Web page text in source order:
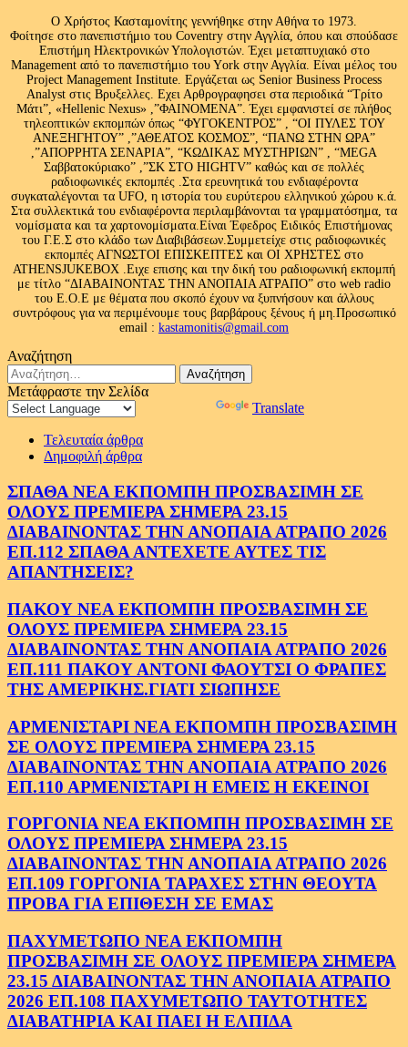
Ο Χρήστος Κασταμονίτης γεννήθηκε στην Αθήνα το 1973.
Φοίτησε στο πανεπιστήμιο του Coventry στην Αγγλία, όπου και σπούδασε
Επιστήμη Ηλεκτρονικών Υπολογιστών. Έχει μεταπτυχιακό στο
Management από το πανεπιστήμιο του Υork στην Αγγλία. Είναι μέλος του
Project Management Institute. Εργάζεται ως Senior Business Process
Analyst στις Βρυξελλες. Εχει Αρθρογραφησει στα περιοδικά “Τρίτο
Μάτι”, «Hellenic Nexus» ,”ΦΑΙΝΟΜΕΝΑ”. Έχει εμφανιστεί σε πλήθος
τηλεοπτικών εκπομπών όπως “ΦΥΓΟΚΕΝΤΡΟΣ” , “ΟΙ ΠΥΛΕΣ ΤΟΥ
ΑΝΕΞΗΓΗΤΟΥ” ,”ΑΘΕΑΤΟΣ ΚΟΣΜΟΣ”, “ΠΑΝΩ ΣΤΗΝ ΩΡΑ”
,”ΑΠΟΡΡΗΤΑ ΣΕΝΑΡΙΑ”, “ΚΩΔΙΚΑΣ ΜΥΣΤΗΡΙΩΝ” , “MEGA
Σαββατοκύριακο” ,”ΣΚ ΣΤΟ HIGHTV” καθώς και σε πολλές
ραδιοφωνικές εκπομπές .Στα ερευνητικά του ενδιαφέροντα
συγκαταλέγονται τα UFO, η ιστορία του ευρύτερου ελληνικού χώρου κ.ά.
Στα συλλεκτικά του ενδιαφέροντα περιλαμβάνονται τα γραμματόσημα, τα
νομίσματα και τα χαρτονομίσματα.Είναι Έφεδρος Ειδικός Επιστήμονας
του Γ.Ε.Σ στο κλάδο των Διαβιβάσεων.Συμμετείχε στις ραδιοφωνικές
εκπομπές ΑΓΝΩΣΤΟΙ ΕΠΙΣΚΕΠΤΕΣ και ΟΙ ΧΡΗΣΤΕΣ στο
ATHENSJUKEBOX .Ειχε επισης και την δική του ραδιοφωνική εκπομπή
με τίτλο “ΔΙΑΒΑΙΝΟΝΤΑΣ ΤΗΝ ΑΝΟΠΑΙΑ ΑΤΡΑΠΟ” στο web radio
του Ε.Ο.Ε με θέματα που σκοπό έχουν να ξυπνήσουν και άλλους
συντρόφους για να περιμένουμε τους βαρβάρους ξένους ή μη.Προσωπικό
email : kastamonitis@gmail.com
Αναζήτηση
Αναζήτηση
για:
Μετάφραστε την Σελίδα
Translate
Τελευταία άρθρα
Δημοφιλή άρθρα
ΣΠΑΘΑ ΝΕΑ ΕΚΠΟΜΠΗ ΠΡΟΣΒΑΣΙΜΗ ΣΕ
ΟΛΟΥΣ ΠΡΕΜΙΕΡΑ ΣΗΜΕΡΑ 23.15
ΔΙΑΒΑΙΝΟΝΤΑΣ ΤΗΝ ΑΝΟΠΑΙΑ ΑΤΡΑΠΟ 2026
ΕΠ.112 ΣΠΑΘΑ ΑΝΤΕΧΕΤΕ ΑΥΤΕΣ ΤΙΣ
ΑΠΑΝΤΗΣΕΙΣ?
ΠΑΚΟΥ ΝΕΑ ΕΚΠΟΜΠΗ ΠΡΟΣΒΑΣΙΜΗ ΣΕ
ΟΛΟΥΣ ΠΡΕΜΙΕΡΑ ΣΗΜΕΡΑ 23.15
ΔΙΑΒΑΙΝΟΝΤΑΣ ΤΗΝ ΑΝΟΠΑΙΑ ΑΤΡΑΠΟ 2026
ΕΠ.111 ΠΑΚΟΥ ΑΝΤΟΝΙ ΦΑΟΥΤΣΙ Ο ΦΡΑΠΕΣ
ΤΗΣ ΑΜΕΡΙΚΗΣ.ΓΙΑΤΙ ΣΙΩΠΗΣΕ
ΑΡΜΕΝΙΣΤΑΡΙ ΝΕΑ ΕΚΠΟΜΠΗ ΠΡΟΣΒΑΣΙΜΗ
ΣΕ ΟΛΟΥΣ ΠΡΕΜΙΕΡΑ ΣΗΜΕΡΑ 23.15
ΔΙΑΒΑΙΝΟΝΤΑΣ ΤΗΝ ΑΝΟΠΑΙΑ ΑΤΡΑΠΟ 2026
ΕΠ.110 ΑΡΜΕΝΙΣΤΑΡΙ Η ΕΜΕΙΣ Η ΕΚΕΙΝΟΙ
ΓΟΡΓΟΝΙΑ ΝΕΑ ΕΚΠΟΜΠΗ ΠΡΟΣΒΑΣΙΜΗ ΣΕ
ΟΛΟΥΣ ΠΡΕΜΙΕΡΑ ΣΗΜΕΡΑ 23.15
ΔΙΑΒΑΙΝΟΝΤΑΣ ΤΗΝ ΑΝΟΠΑΙΑ ΑΤΡΑΠΟ 2026
ΕΠ.109 ΓΟΡΓΟΝΙΑ ΤΑΡΑΧΕΣ ΣΤΗΝ ΘΕΟΥΤΑ
ΠΡΟΒΑ ΓΙΑ ΕΠΙΘΕΣΗ ΣΕ ΕΜΑΣ
ΠΑΧΥΜΕΤΩΠΟ ΝΕΑ ΕΚΠΟΜΠΗ
ΠΡΟΣΒΑΣΙΜΗ ΣΕ ΟΛΟΥΣ ΠΡΕΜΙΕΡΑ ΣΗΜΕΡΑ
23.15 ΔΙΑΒΑΙΝΟΝΤΑΣ ΤΗΝ ΑΝΟΠΑΙΑ ΑΤΡΑΠΟ
2026 ΕΠ.108 ΠΑΧΥΜΕΤΩΠΟ ΤΑΥΤΟΤΗΤΕΣ
ΔΙΑΒΑΤΗΡΙΑ ΚΑΙ ΠΑΕΙ Η ΕΛΠΙΔΑ